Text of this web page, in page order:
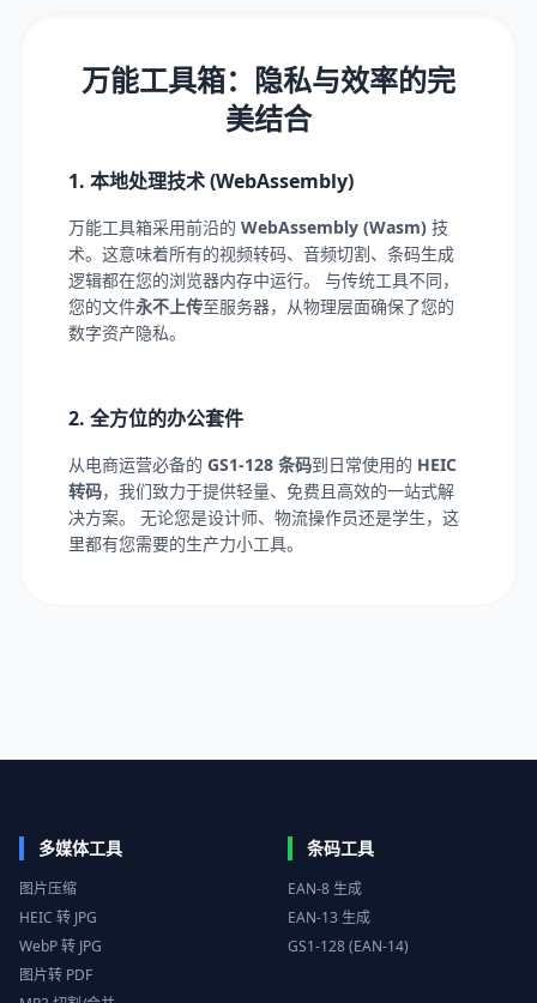
万能工具箱：隐私与效率的完
美结合
1. 本地处理技术 (WebAssembly)
万能工具箱采用前沿的 WebAssembly (Wasm) 技
术。这意味着所有的视频转码、音频切割、条码生成
逻辑都在您的浏览器内存中运行。 与传统工具不同，
您的文件永不上传至服务器，从物理层面确保了您的
数字资产隐私。
2. 全方位的办公套件
从电商运营必备的 GS1-128 条码到日常使用的 HEIC
转码，我们致力于提供轻量、免费且高效的一站式解
决方案。 无论您是设计师、物流操作员还是学生，这
里都有您需要的生产力小工具。
多媒体工具
图片压缩
HEIC 转 JPG
WebP 转 JPG
图片转 PDF
条码工具
EAN-8 生成
EAN-13 生成
GS1-128 (EAN-14)